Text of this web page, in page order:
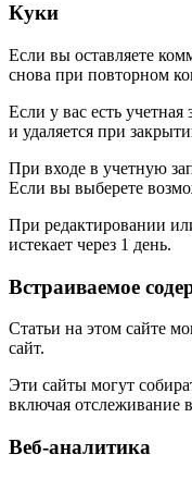
Куки
Если вы оставляете
снова при повторном
Если у вас есть
и удаляется при
При входе в учетную
Если вы выберете
При редактировании
истекает через 1 день.
Встраиваемое
Статьи на этом сайте
сайт.
Эти сайты могут
включая отслеживание
Веб-аналитика